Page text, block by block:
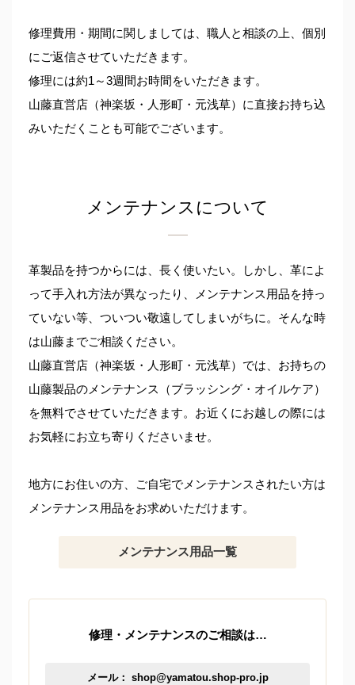
修理費用・期間に関しましては、職人と相談の上、個別
にご返信させていただきます。
修理には約1～3週間お時間をいただきます。
山藤直営店（神楽坂・人形町・元浅草）に直接お持ち込
みいただくことも可能でございます。
メンテナンスについて
革製品を持つからには、長く使いたい。しかし、革によ
って手入れ方法が異なったり、メンテナンス用品を持っ
ていない等、ついつい敬遠してしまいがちに。そんな時
は山藤までご相談ください。
山藤直営店（神楽坂・人形町・元浅草）では、お持ちの
山藤製品のメンテナンス（ブラッシング・オイルケア）
を無料でさせていただきます。お近くにお越しの際には
お気軽にお立ち寄りくださいませ。
地方にお住いの方、ご自宅でメンテナンスされたい方は
メンテナンス用品をお求めいただけます。
メンテナンス用品一覧
修理・メンテナンスのご相談は…
メール： shop@yamatou.shop-pro.jp